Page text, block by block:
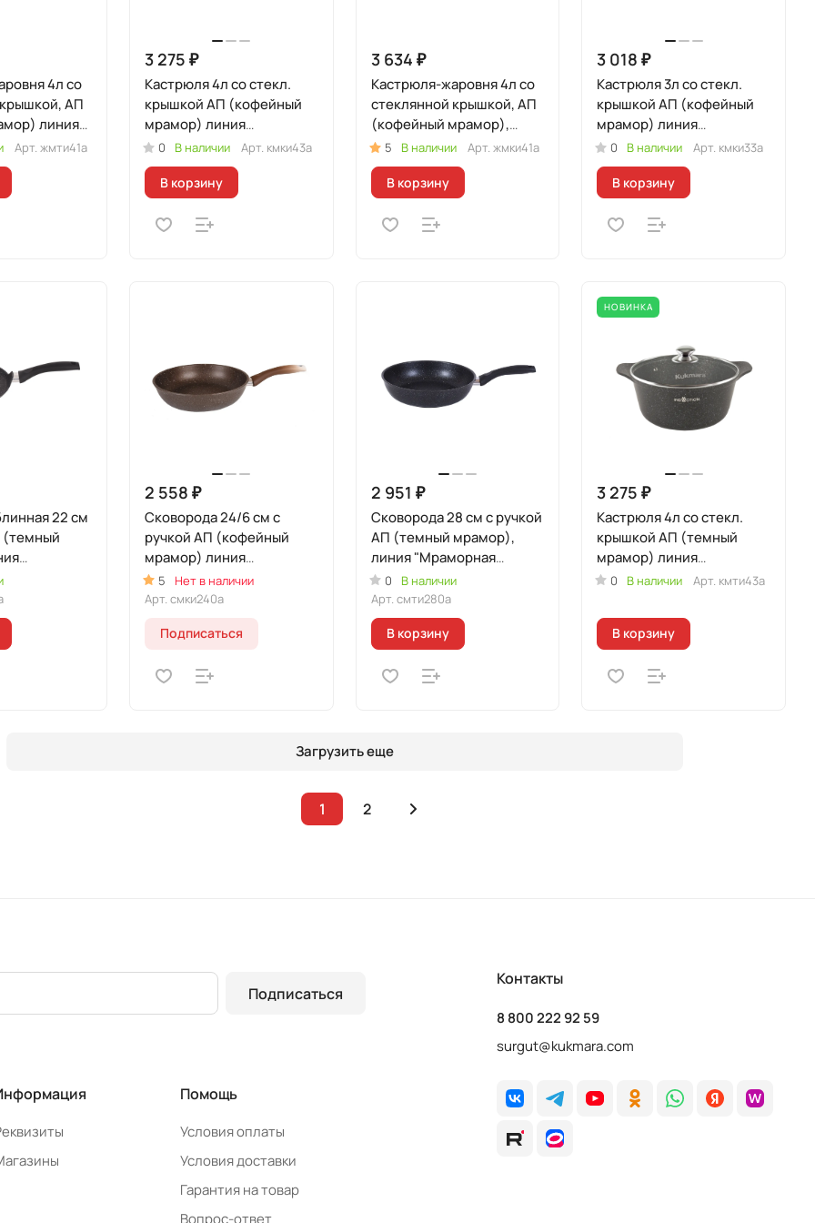
4л со
АП
линия
Арт. жмти41а
3 275 ₽
Кастрюля 4л со стекл.
крышкой АП (кофейный
мрамор) линия
"Мраморная
Индукционная"
0 В наличии Арт. кмки43а
В корзину
3 634 ₽
Кастрюля-жаровня 4л со
стеклянной крышкой, АП
(кофейный мрамор),
линия "Мраморная
Индукционная"
5 В наличии Арт. жмки41а
В корзину
3 018 ₽
Кастрюля 3л со стекл.
крышкой АП (кофейный
мрамор) линия
"Мраморная
Индукционная"
0 В наличии Арт. кмки33а
В корзину
22 см
(темный
2 558 ₽
Сковорода 24/6 см с
ручкой АП (кофейный
мрамор) линия
"Мраморная
Индукционная"
5
Нет в наличии
Арт. смки240а
Подписаться
2 951 ₽
Сковорода 28 см с ручкой
АП (темный мрамор),
линия "Мраморная
Индукционная"
0
В наличии
Арт. смти280а
В корзину
НОВИНКА
3 275 ₽
Кастрюля 4л со стекл.
крышкой АП (темный
мрамор) линия
"Мраморная
0 В наличии Арт. кмти43а
В корзину
Загрузить еще
1 2
Подписаться
Помощь
Условия оплаты
Условия доставки
Гарантия на товар
Вопрос-ответ
Контакты
8 800 222 92 59
surgut@kukmara.com